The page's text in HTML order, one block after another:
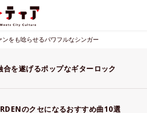
ンをも唸らせるパワフルなシンガー
を遂げるポップなギターロック
のクセになるおすすめ曲10選